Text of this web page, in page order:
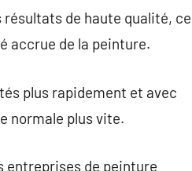
de haute qualité, ce
accrue de la peinture.
plus rapidement et avec
normale plus vite.
entreprises de peinture